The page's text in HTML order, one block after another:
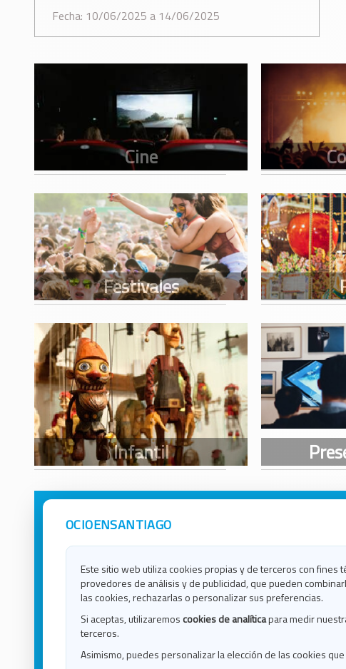
Fecha: 10/06/2025 a 14/06/2025
OCIOENSANTIAGO
Este sitio web utiliza cookies propias y de terceros con fines
provedores de análisis y de publicidad, que pueden
las cookies, rechazarlas o personalizar sus preferencias.
Si aceptas, utilizaremos cookies de analíticapara medir
terceros.
Asimismo, puedes personalizar la elección de las cookies
Avisos Legales
Política de Cookies
Ocio en
Ocio en
Ocio en
Blog